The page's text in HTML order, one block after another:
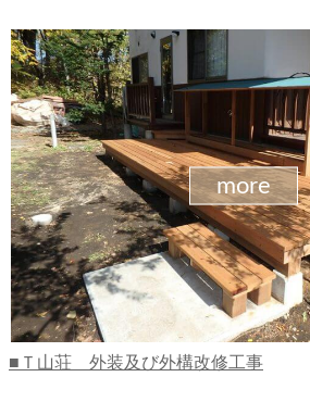
more
Ｔ山荘 外装及び外構改修工事